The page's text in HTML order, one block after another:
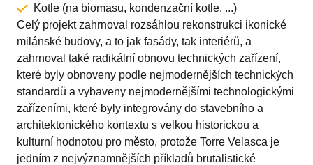
Kotle (na biomasu, kondenzační kotle, ...)
Celý projekt zahrnoval rozsáhlou rekonstrukci ikonické
milánské budovy, a to jak fasády, tak interiérů, a
zahrnoval také radikální obnovu technických zařízení,
které byly obnoveny podle nejmodernějších technických
standardů a vybaveny nejmodernějšími technologickými
zařízeními, které byly integrovány do stavebního a
architektonického kontextu s velkou historickou a
kulturní hodnotou pro město, protože Torre Velasca je
jedním z nejvýznamnějších příkladů brutalistické